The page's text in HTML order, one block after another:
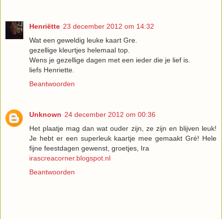
Henriëtte 23 december 2012 om 14:32
Wat een geweldig leuke kaart Gre.
gezellige kleurtjes helemaal top.
Wens je gezellige dagen met een ieder die je lief is.
liefs Henriette.
Beantwoorden
Unknown 24 december 2012 om 00:36
Het plaatje mag dan wat ouder zijn, ze zijn en blijven leuk!
Je hebt er een superleuk kaartje mee gemaakt Gré! Hele
fijne feestdagen gewenst, groetjes, Ira
irascreacorner.blogspot.nl
Beantwoorden